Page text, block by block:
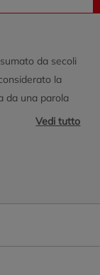
da secoli
la
da una parola
Milk Kefir
tipica
e fonte
ed al normale
funzione degli
esercizio fisico
salute.
Vedi tutto